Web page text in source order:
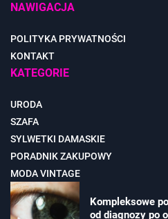
NAWIGACJA
POLITYKA PRYWATNOŚCI
KONTAKT
KATEGORIE
URODA
SZAFA
SYLWETKI DAMASKIE
PORADNIK ZAKUPOWY
MODA VINTAGE
Kompleksowe
od diagnozy po